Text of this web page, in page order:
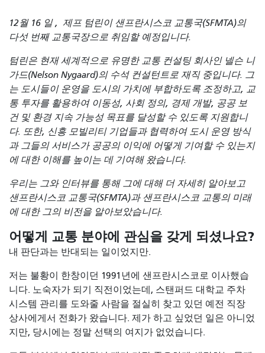
12월 16 일, 제프 텀린이 샌프란시스코 교통국(SFMTA)의
다섯 번째 교통국장으로 취임할 예정입니다.
텀린은 현재 세계적으로 유명한 교통 컨설팅 회사인 넬슨 니
가드(Nelson Nygaard)의 수석 컨설턴트로 재직 중입니다. 그
는 도시들이 운영을 도시의 가치에 부합하도록 조정하고, 교
통 투자를 활용하여 이동성, 사회 정의, 경제 개발, 공공 보
건 및 환경 지속 가능성 목표를 달성할 수 있도록 지원합니
다. 또한, 신흥 모빌리티 기업들과 협력하여 도시 운영 방식
과 그들의 서비스가 공공의 이익에 어떻게 기여할 수 있는지
에 대한 이해를 높이는 데 기여해 왔습니다.
우리는 그와 인터뷰를 통해 그에 대해 더 자세히 알아보고
샌프란시스코 교통국(SFMTA)과 샌프란시스코 교통의 미래
에 대한 그의 비전을 알아보았습니다.
어떻게 교통 분야에 관심을 갖게 되셨나요?
내 판단과는 반대되는 일이었지만.
저는 불황이 한창이던 1991년에 샌프란시스코로 이사했습
니다. 노숙자가 되기 직전이었는데, 스탠퍼드 대학교 주차
시스템 관리를 도와줄 사람을 절실히 찾고 있던 예전 직장
상사에게서 전화가 왔습니다. 제가 하고 싶었던 일은 아니었
지만, 당시에는 정말 선택의 여지가 없었습니다.